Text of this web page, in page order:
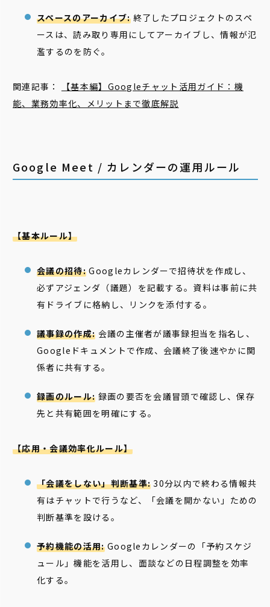
スペースのアーカイブ:終了したプロジェクトのスペ
ースは、読み取り専用にしてアーカイブし、情報が氾
濫するのを防ぐ。
関連記事：
【基本編】Googleチャット活用ガイド：機
能、業務効率化、メリットまで徹底解説
Google Meet / カレンダーの運用ルール
【基本ルール】
会議の招待:Googleカレンダーで招待状を作成し、
必ずアジェンダ（議題）を記載する。資料は事前に共
有ドライブに格納し、リンクを添付する。
議事録の作成: 会議の主催者が議事録担当を指名し、
Googleドキュメントで作成、会議終了後速やかに関
係者に共有する。
録画のルール: 録画の要否を会議冒頭で確認し、保存
先と共有範囲を明確にする。
【応用・会議効率化ルール】
「会議をしない」判断基準: 30分以内で終わる情報共
有はチャットで行うなど、「会議を開かない」ための
判断基準を設ける。
予約機能の活用:Googleカレンダーの「予約スケジ
ュール」機能を活用し、面談などの日程調整を効率
化する。